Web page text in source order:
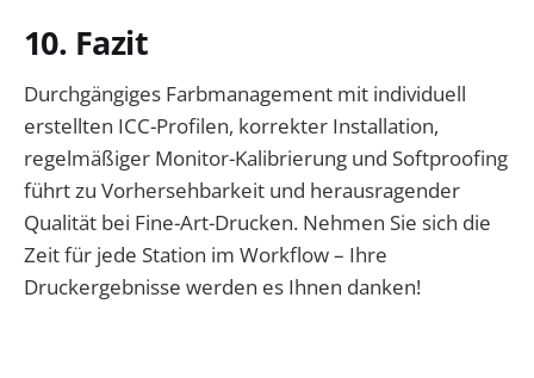
10. Fazit
Durchgängiges Farbmanagement mit individuell
erstellten ICC-Profilen, korrekter Installation,
regelmäßiger Monitor-Kalibrierung und Softproofing
führt zu Vorhersehbarkeit und herausragender
Qualität bei Fine-Art-Drucken. Nehmen Sie sich die
Zeit für jede Station im Workflow – Ihre
Druckergebnisse werden es Ihnen danken!